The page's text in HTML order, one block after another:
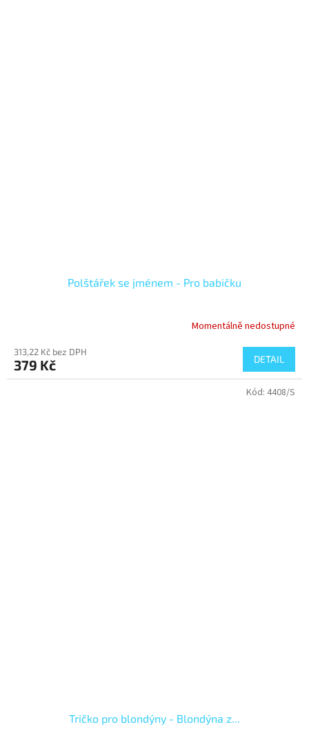
Polštářek se jménem - Pro babičku
Momentálně nedostupné
313,22 Kč bez DPH
379 Kč DETAIL
Tričko pro blondýny - Blondýna z...
Kód: 4408/S